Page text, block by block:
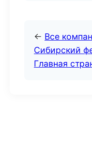
← Все
Сибирский
Главная